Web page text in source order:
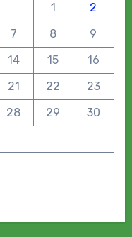
1
2
7 8
9
14 15
16
21 22
23
28 29
30